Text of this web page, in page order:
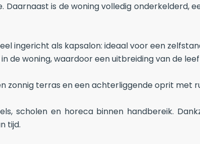
is de woning volledig onderkelderd,
ingericht als kapsalon: ideaal voor een
de woning, waardoor een uitbreiding van de
zonnig terras en een achterliggende oprit met
scholen en horeca binnen handbereik.
tijd.